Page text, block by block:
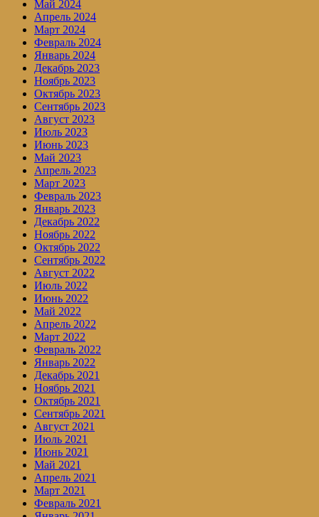
Май 2024
Апрель 2024
Март 2024
Февраль 2024
Январь 2024
Декабрь 2023
Ноябрь 2023
Октябрь 2023
Сентябрь 2023
Август 2023
Июль 2023
Июнь 2023
Май 2023
Апрель 2023
Март 2023
Февраль 2023
Январь 2023
Декабрь 2022
Ноябрь 2022
Октябрь 2022
Сентябрь 2022
Август 2022
Июль 2022
Июнь 2022
Май 2022
Апрель 2022
Март 2022
Февраль 2022
Январь 2022
Декабрь 2021
Ноябрь 2021
Октябрь 2021
Сентябрь 2021
Август 2021
Июль 2021
Июнь 2021
Май 2021
Апрель 2021
Март 2021
Февраль 2021